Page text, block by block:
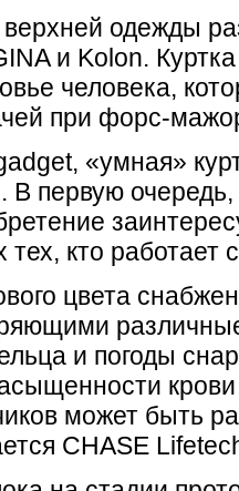
одежды
и Kolon. Куртка
человека,
при форс-
«умная»
В первую
тех, кто работает
цвета
и погоды
может быть
CHASE